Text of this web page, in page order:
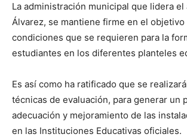
La administración municipal que lidera
Álvarez, se mantiene firme en el
condiciones que se requieren para la
estudiantes en los diferentes planteles
Es así como ha ratificado que se
técnicas de evaluación, para generar un
adecuación y mejoramiento de las
en las Instituciones Educativas oficiales.